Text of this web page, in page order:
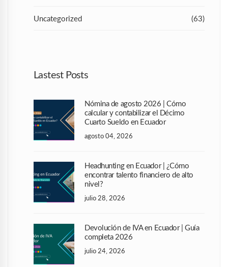
Uncategorized (63)
Lastest Posts
Nómina de agosto 2026 | Cómo
calcular y contabilizar el Décimo
Cuarto Sueldo en Ecuador
agosto 04, 2026
Headhunting en Ecuador | ¿Cómo
encontrar talento financiero de alto
nivel?
julio 28, 2026
Devolución de IVA en Ecuador | Guía
completa 2026
julio 24, 2026